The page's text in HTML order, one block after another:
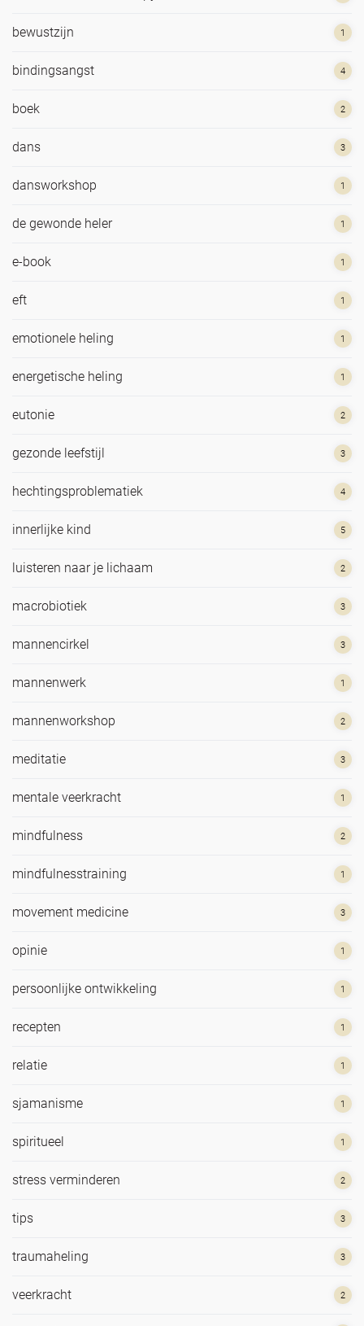
bewustzijn 1
bindingsangst 4
boek 2
dans 3
dansworkshop 1
de gewonde heler 1
e-book 1
eft 1
emotionele heling 1
energetische heling 1
eutonie 2
gezonde leefstijl 3
hechtingsproblematiek 4
innerlijke kind 5
luisteren naar je lichaam 2
macrobiotiek 3
mannencirkel 3
mannenwerk 1
mannenworkshop 2
meditatie 3
mentale veerkracht 1
mindfulness 2
mindfulnesstraining 1
movement medicine 3
opinie 1
persoonlijke ontwikkeling 1
recepten 1
relatie 1
sjamanisme 1
spiritueel 1
stress verminderen 2
tips 3
traumaheling 3
veerkracht 2